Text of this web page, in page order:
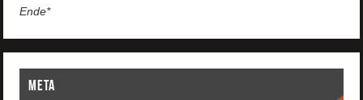
Ende*
Meta